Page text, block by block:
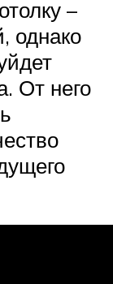
–
однако
От него